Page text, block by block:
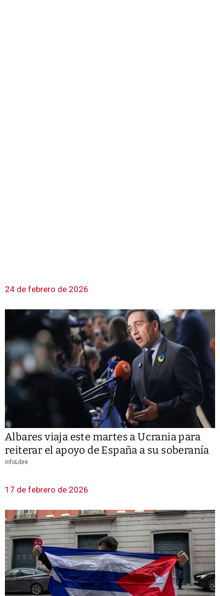
24 de febrero de 2026
Albares viaja este martes a Ucrania para
reiterar el apoyo de España a su soberanía
infoLibre
17 de febrero de 2026